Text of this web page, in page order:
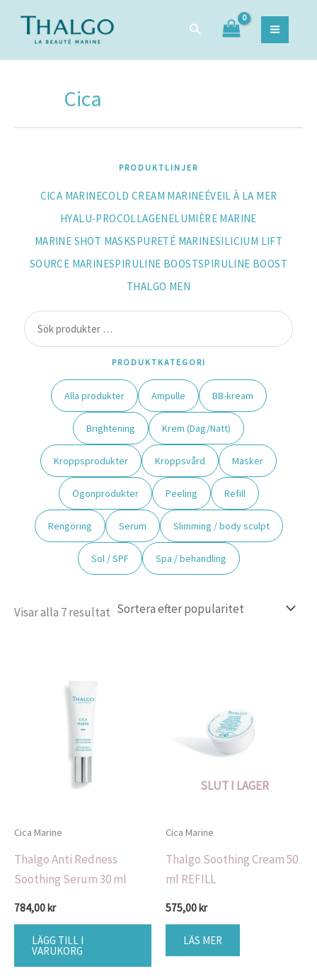
innehåll
Sök
Cica
PRODUKTLINJER
CICA MARINECOLD CREAM MARINEÉVEIL À LA MER
HYALU-PROCOLLAGENELUMIÈRE MARINE
MARINE SHOT MASKSPURETÉ MARINESILICIUM LIFT
SOURCE MARINESPIRULINE BOOSTSPIRULINE BOOST
THALGO MEN
efter:
PRODUKTKATEGORI
Alla produkter Ampulle BB-kream
Brightening Krem (Dag/Natt)
Kroppsprodukter Kroppsvård Masker
Ögonprodukter Peeling Refill
Rengöring Serum Slimming / body sculpt
Sol / SPF Spa / behandling
Visar alla 7 resultat
efter
popularitet
Cica Marine
Thalgo Anti Redness
Soothing Serum 30 ml
784,00kr
LÄGG TILL I
VARUKORG
SLUT I LAGER
Cica Marine
Thalgo Soothing Cream 50
ml REFILL
575,00kr
LÄS MER